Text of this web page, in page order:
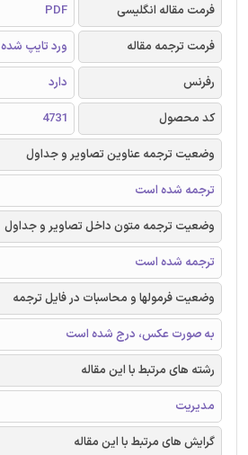
فرمت مقاله انگلیسی
PDF
فرمت ترجمه مقاله
ورد تایپ شده
رفرنس
دارد
کد محصول
4731
وضعیت ترجمه عناوین تصاویر و جداول
ترجمه شده است
وضعیت ترجمه متون داخل تصاویر و جداول
ترجمه شده است
وضعیت فرمولها و محاسبات در فایل ترجمه
به صورت عکس، درج شده است
رشته های مرتبط با این مقاله
مدیریت
گرایش های مرتبط با این مقاله